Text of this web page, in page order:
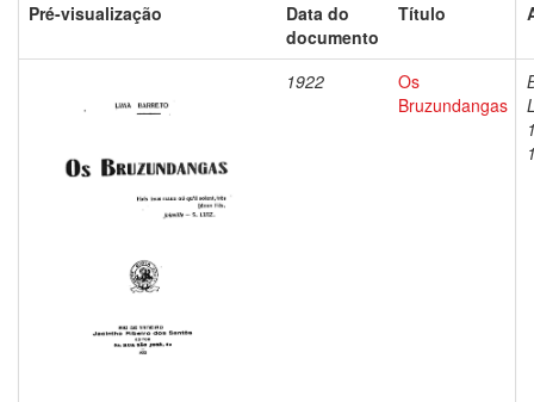
Pré-visualização
Data do
documento
Título
1922
Os
Bruzundangas